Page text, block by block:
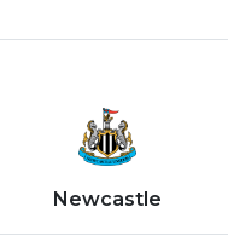
Newcastle